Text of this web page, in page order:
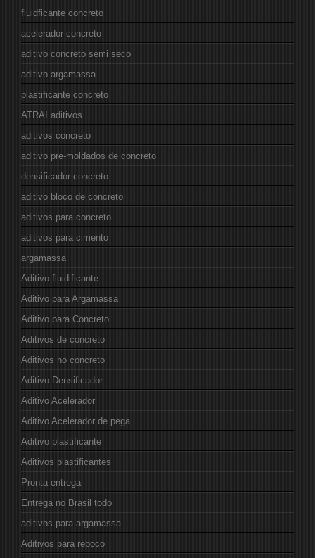
fluidficante concreto
acelerador concreto
aditivo concreto semi seco
aditivo argamassa
plastificante concreto
ATRAI aditivos
aditivos concreto
aditivo pre-moldados de concreto
densificador concreto
aditivo bloco de concreto
aditivos para concreto
aditivos para cimento
argamassa
Aditivo fluidificante
Aditivo para Argamassa
Aditivo para Concreto
Aditivos de concreto
Aditivos no concreto
Aditivo Densificador
Aditivo Acelerador
Aditivo Acelerador de pega
Aditivo plastificante
Aditivos plastificantes
Pronta entrega
Entrega no Brasil todo
aditivos para argamassa
Aditivos para reboco